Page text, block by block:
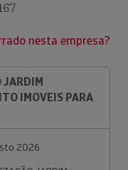
nesta empresa?
IMOVEIS PARA
2026